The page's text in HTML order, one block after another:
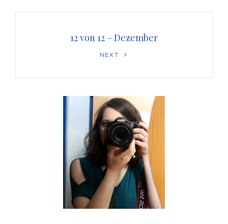
12 von 12 – Dezember
NEXT